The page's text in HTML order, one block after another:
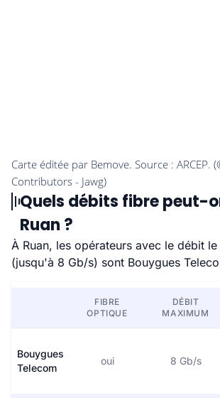
Quels débits fibre peut-
Ruan ?
À Ruan, les opérateurs avec le débit
(jusqu'à 8 Gb/s) sont Bouygues
FIBRE
OPTIQUE
DÉBIT
MAXIMUM
Bouygues
Telecom
oui 8 Gb/s